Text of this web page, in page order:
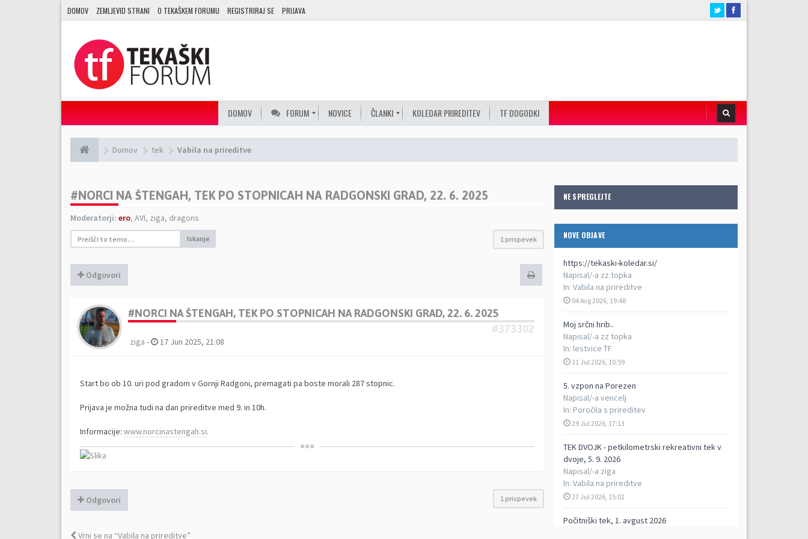
DOMOV ZEMLJEVID STRANI O TEKAŠKEM FORUMU REGISTRIRAJ SE PRIJAVA
DOMOV FORUM NOVICE ČLANKI KOLEDAR PRIREDITEV TF DOGODKI
Domov tek Vabila na prireditve
NE SPREGLEJTE
NOVE OBJAVE
https://tekaski-koledar.si/
Napisal/-a zz topka
In: Vabila na prireditve
04 Avg 2026, 19:48
Moj srčni hrib..
Napisal/-a zz topka
In: lestvice TF
31 Jul 2026, 10:59
5. vzpon na Porezen
Napisal/-a vencelj
In: Poročila s prireditev
29 Jul 2026, 17:13
TEK DVOJK - petkilometrski rekreativni tek v
dvoje, 5. 9. 2026
Napisal/-a ziga
In: Vabila na prireditve
27 Jul 2026, 15:02
Počitniški tek, 1. avgust 2026
#NORCI NA ŠTENGAH, TEK PO STOPNICAH NA RADGONSKI GRAD, 22. 6. 2025
Moderatorji: ero, AVI, ziga, dragons
Iskanje 1 prispevek
Odgovori
#NORCI NA ŠTENGAH, TEK PO STOPNICAH NA RADGONSKI GRAD, 22. 6. 2025
#373302
ziga - 17 Jun 2025, 21:08
Start bo ob 10. uri pod gradom v Gornji Radgoni, premagati pa boste morali 287 stopnic.
Prijava je možna tudi na dan prireditve med 9. in 10h.
Informacije: www.norcinastengah.si.
Odgovori 1 prispevek
Vrni se na “Vabila na prireditve”